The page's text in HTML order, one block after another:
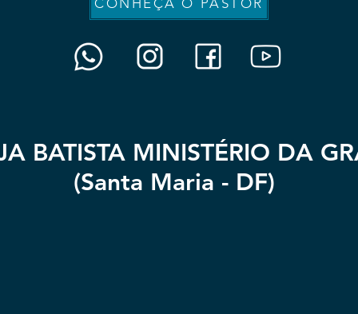
BATISTA MINISTÉRIO DA
(Santa Maria - DF)